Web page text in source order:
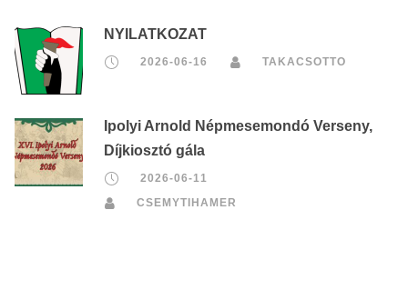
NYILATKOZAT
2026-06-16 TAKACSOTTO
Ipolyi Arnold Népmesemondó Verseny,
Díjkiosztó gála
2026-06-11
CSEMYTIHAMER